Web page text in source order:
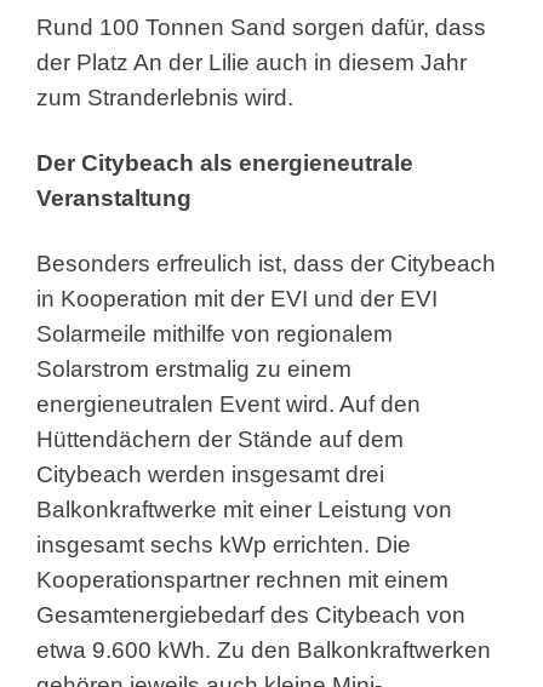
Rund 100 Tonnen Sand sorgen dafür, dass
der Platz An der Lilie auch in diesem Jahr
zum Stranderlebnis wird.
Der Citybeach als energieneutrale
Veranstaltung
Besonders erfreulich ist, dass der Citybeach
in Kooperation mit der EVI und der EVI
Solarmeile mithilfe von regionalem
Solarstrom erstmalig zu einem
energieneutralen Event wird. Auf den
Hüttendächern der Stände auf dem
Citybeach werden insgesamt drei
Balkonkraftwerke mit einer Leistung von
insgesamt sechs kWp errichten. Die
Kooperationspartner rechnen mit einem
Gesamtenergiebedarf des Citybeach von
etwa 9.600 kWh. Zu den Balkonkraftwerken